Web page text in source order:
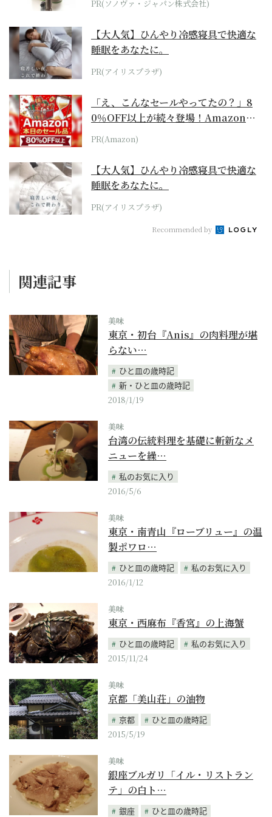
PR(ソノヴァ・ジャパン株式会社)
【大人気】ひんやり冷感寝具で快適な
睡眠をあなたに。
PR(アイリスプラザ)
「え、こんなセールやってたの？」8
0％OFF以上が続々登場！Amazonの
本気が...
PR(Amazon)
【大人気】ひんやり冷感寝具で快適な
睡眠をあなたに。
PR(アイリスプラザ)
Recommended by
関連記事
美味
東京・初台『Anis』の肉料理が堪
らない…
ひと皿の歳時記
新・ひと皿の歳時記
2018/1/19
美味
台湾の伝統料理を基礎に斬新なメ
ニューを繰…
私のお気に入り
2016/5/6
美味
東京・南青山『ローブリュー』の温
製ポワロ…
ひと皿の歳時記
私のお気に入り
2016/1/12
美味
東京・西麻布『香宮』の上海蟹
ひと皿の歳時記
私のお気に入り
2015/11/24
美味
京都「美山荘」の油物
京都
ひと皿の歳時記
2015/5/19
美味
銀座ブルガリ「イル・リストラン
テ」の白ト…
銀座
ひと皿の歳時記